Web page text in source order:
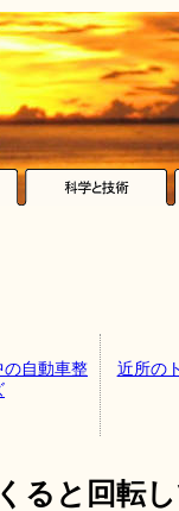
の自動車整
近所の
ると回転